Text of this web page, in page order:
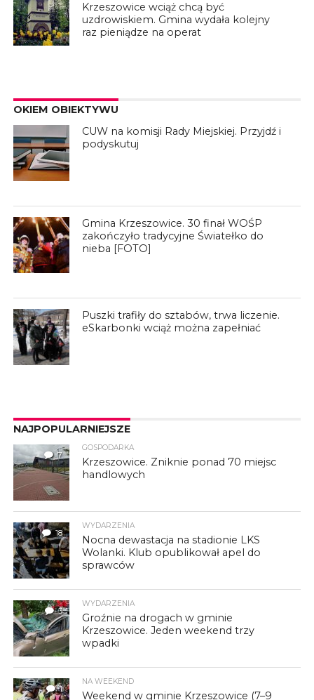
Krzeszowice wciąż chcą być
uzdrowiskiem. Gmina wydała kolejny
raz pieniądze na operat
OKIEM OBIEKTYWU
CUW na komisji Rady Miejskiej. Przyjdź i
podyskutuj
Gmina Krzeszowice. 30 finał WOŚP
zakończyło tradycyjne Światełko do
nieba [FOTO]
Puszki trafiły do sztabów, trwa liczenie.
eSkarbonki wciąż można zapełniać
NAJPOPULARNIEJSZE
7
GOSPODARKA
Krzeszowice. Zniknie ponad 70 miejsc
handlowych
18
WYDARZENIA
Nocna dewastacja na stadionie LKS
Wolanki. Klub opublikował apel do
sprawców
3
WYDARZENIA
Groźnie na drogach w gminie
Krzeszowice. Jeden weekend trzy
wpadki
1
NA WEEKEND
Weekend w gminie Krzeszowice (7–9